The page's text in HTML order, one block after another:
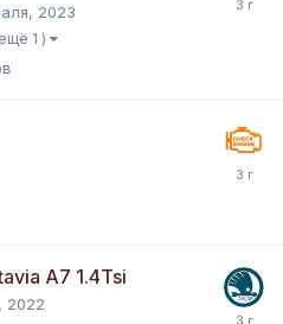
2023
1 )
A7 1.4Tsi
2022